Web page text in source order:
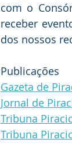
com o
receber
dos nossos
Publicações
Gazeta de
Jornal de
Tribuna
Tribuna